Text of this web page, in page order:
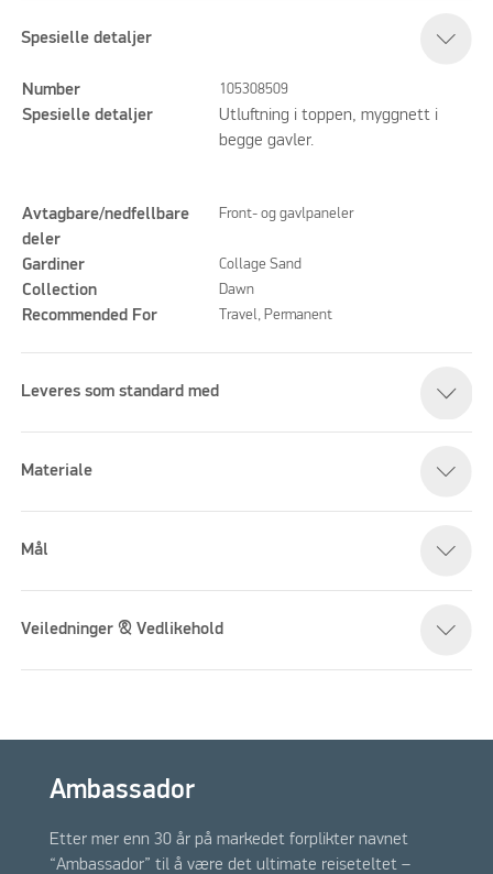
Spesielle detaljer
Number 105308509
Spesielle detaljer
Utluftning i toppen, myggnett i
begge gavler.
Avtagbare/nedfellbare
deler
Front- og gavlpaneler
Gardiner Collage Sand
Collection Dawn
Recommended For Travel, Permanent
Leveres som standard med
Materiale
Mål
Veiledninger & Vedlikehold
Ambassador
Etter mer enn 30 år på markedet forplikter navnet
“Ambassador” til å være det ultimate reiseteltet –